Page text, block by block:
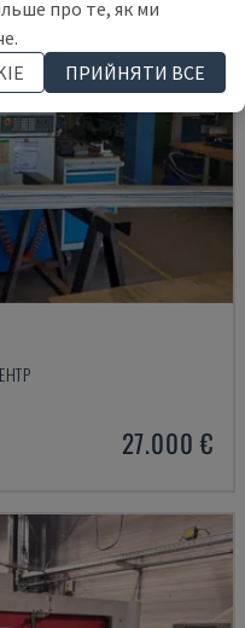
27.000 €
про те, як ми
ПРИЙНЯТИ ВСЕ